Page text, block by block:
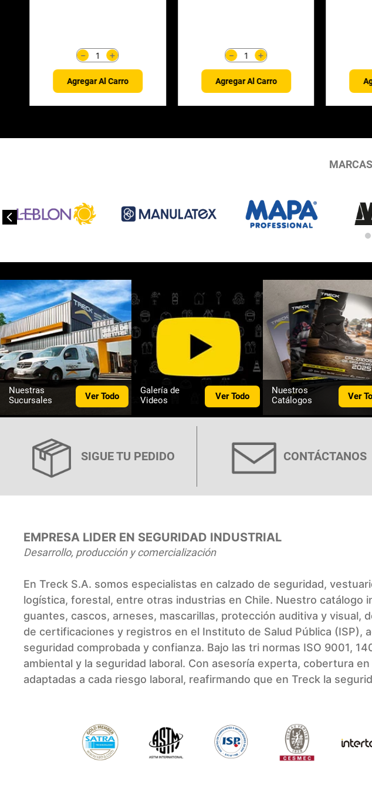
＋
－
Agregar Al Carro
＋
－
Agregar Al Carro
Nuestras
Sucursales
Ver Todo
Galería de
Videos
Ver Todo
Nuestros
Catálogos
Ver
SIGUE TU PEDIDO CONTÁCTANOS
EMPRESA LIDER EN SEGURIDAD INDUSTRIAL
Desarrollo, producción y comercialización
En Treck S.A. somos especialistas en calzado de seguridad,
logística, forestal, entre otras industrias en Chile. Nuestro catálogo
guantes, cascos, arneses, mascarillas, protección auditiva y
de certificaciones y registros en el Instituto de Salud Pública (ISP),
seguridad comprobada y confianza. Bajo las tri normas ISO 9001,
ambiental y la seguridad laboral. Con asesoría experta, cobertura
adaptadas a cada riesgo laboral, reafirmando que en Treck la